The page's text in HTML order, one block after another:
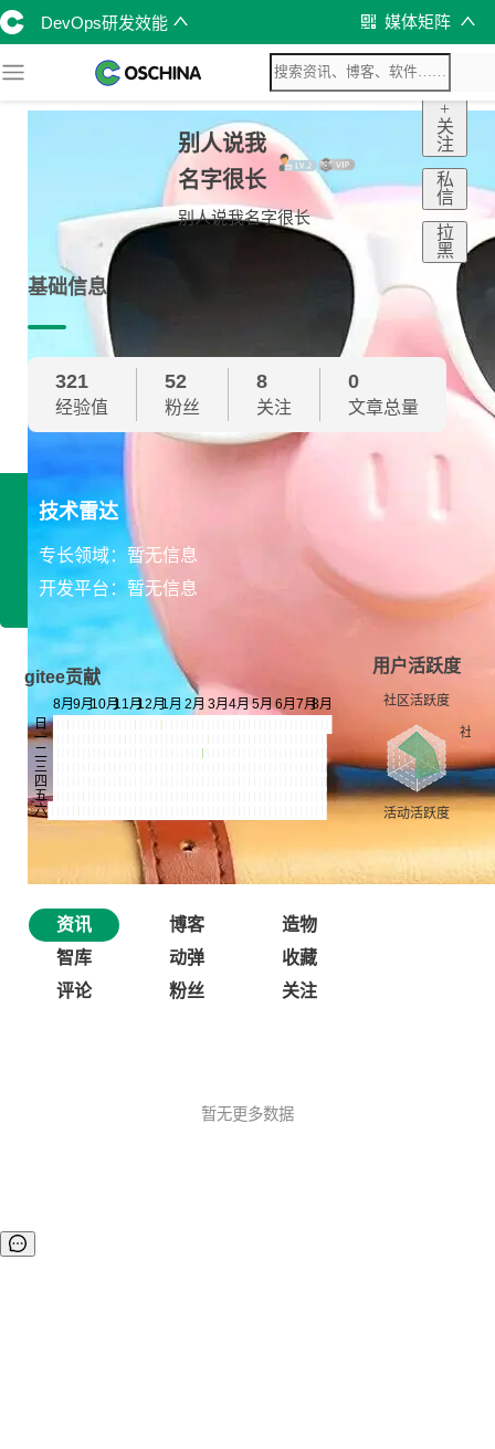
DevOps研发效能 媒体矩阵
别人说我
名字很长
别人说我名字很长
+
关
注
私
信
拉
黑
基础信息
321
经验值
52
粉丝
8
关注
0
文章总量
技术雷达
专长领域：暂无信息
开发平台：暂无信息
gitee贡献
用户活跃度
资讯 博客
造物
智库
动弹
收藏
评论
粉丝 关注
暂无更多数据